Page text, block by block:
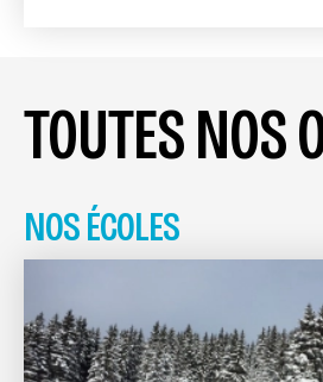
TOUTES NOS
NOS ÉCOLES